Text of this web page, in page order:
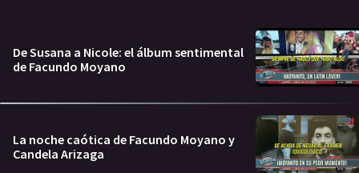
De Susana a Nicole: el álbum sentimental
de Facundo Moyano
La noche caótica de Facundo Moyano y
Candela Arizaga